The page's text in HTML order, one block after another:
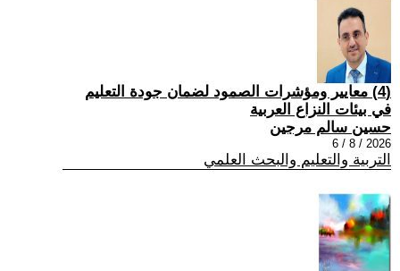
(4) معايير ومؤشرات الصمود لضمان جودة التعليم
في بيئات النزاع العربية
حسين سالم مرجين
2026 / 8 / 6
التربية والتعليم والبحث العلمي